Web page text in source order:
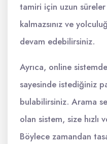
tamiri için uzun
kalmazsınız ve
devam edebilirsiniz.
Ayrıca, online
sayesinde istediğiniz
bulabilirsiniz. Arama
olan sistem, size hızlı
Böylece zamandan